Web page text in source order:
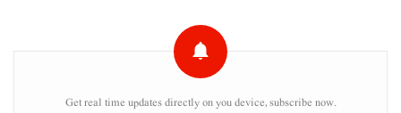
Get real time updates directly on you device, subscribe now.